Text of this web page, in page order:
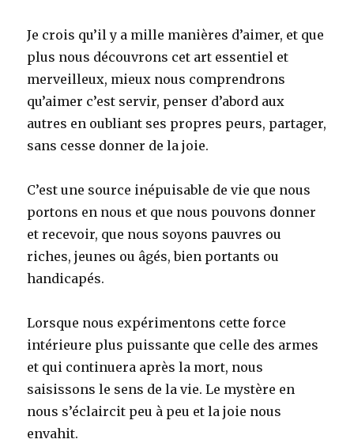
Je crois qu’il y a mille manières d’aimer, et que
plus nous découvrons cet art essentiel et
merveilleux, mieux nous comprendrons
qu’aimer c’est servir, penser d’abord aux
autres en oubliant ses propres peurs, partager,
sans cesse donner de la joie.
C’est une source inépuisable de vie que nous
portons en nous et que nous pouvons donner
et recevoir, que nous soyons pauvres ou
riches, jeunes ou âgés, bien portants ou
handicapés.
Lorsque nous expérimentons cette force
intérieure plus puissante que celle des armes
et qui continuera après la mort, nous
saisissons le sens de la vie. Le mystère en
nous s’éclaircit peu à peu et la joie nous
envahit.